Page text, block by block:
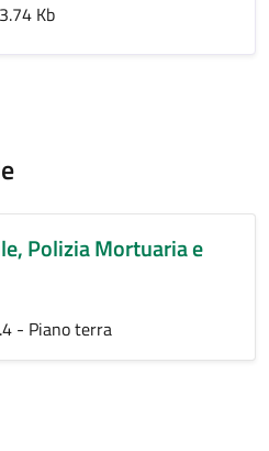
Kb
Polizia Mortuaria e
- Piano terra